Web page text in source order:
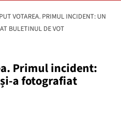
VOTAREA. PRIMUL INCIDENT: UN
BULETINUL DE VOT
Primul incident:
a fotografiat